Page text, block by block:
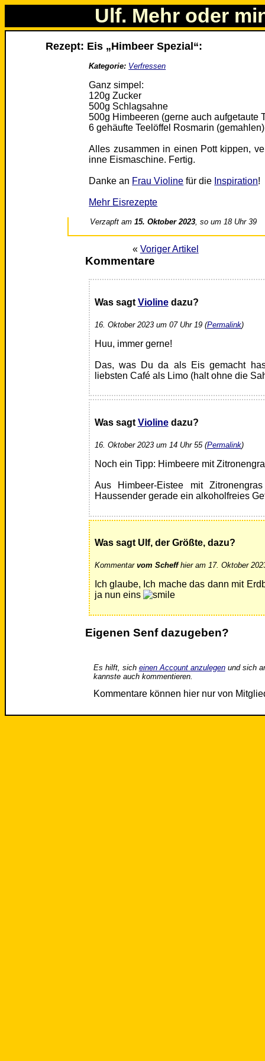
Ulf. Mehr oder
Rezept: Eis „Himbeer Spezial“:
Kategorie: Verfressen
Ganz simpel:
120g Zucker
500g Schlagsahne
500g Himbeeren (gerne auch aufgetaute
6 gehäufte Teelöffel Rosmarin (gemahlen)
Alles zusammen in einen Pott kippen,
inne Eismaschine. Fertig.
Danke an Frau Violine für die Inspiration!
Mehr Eisrezepte
Verzapft am15. Oktober 2023, so um 18 Uhr 39
« Voriger Artikel
Kommentare
Was sagt Violinedazu?
16. Oktober 2023 um 07 Uhr 19 (Permalink)
Huu, immer gerne!
Das, was Du da als Eis gemacht
liebsten Café als Limo (halt ohne die
Was sagt Violinedazu?
16. Oktober 2023 um 14 Uhr 55 (Permalink)
Noch ein Tipp: Himbeere mit
Aus Himbeer-Eistee mit
Haussender gerade ein alkoholfreies
Was sagt Ulf, der Größte, dazu?
Kommentar vom Scheffhier am 17. Oktober
Ich glaube, Ich mache das dann mit
ja nun eins
Eigenen Senf dazugeben?
Es hilft, sich einen Account anzulegenund sich
kannste auch kommentieren.
Kommentare können hier nur von